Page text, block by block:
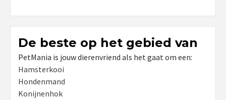
De beste op het gebied van
PetMania is jouw dierenvriend als het gaat om een:
Hamsterkooi
Hondenmand
Konijnenhok